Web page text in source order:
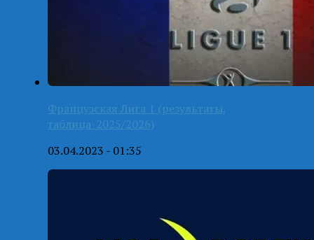
Французская Лига 1 (результаты,
таблица-2025/2026)
03.04.2023 - 01:35